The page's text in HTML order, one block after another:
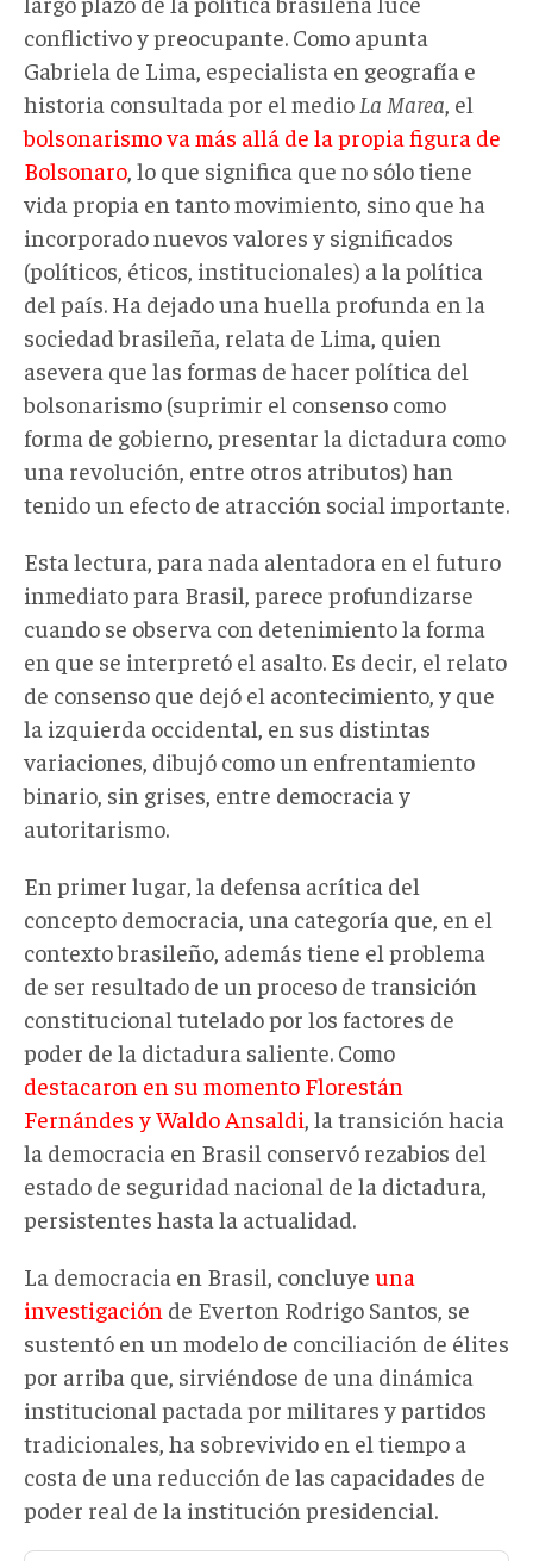
conflictivo y preocupante. Como apunta
Gabriela de Lima, especialista en geografía e
historia consultada por el medio La Marea , el
bolsonarismo va más allá de la propia figura de
Bolsonaro , lo que significa que no sólo tiene
vida propia en tanto movimiento, sino que ha
incorporado nuevos valores y significados
(políticos, éticos, institucionales) a la política
del país. Ha dejado una huella profunda en la
sociedad brasileña, relata de Lima, quien
asevera que las formas de hacer política del
bolsonarismo (suprimir el consenso como
forma de gobierno, presentar la dictadura como
una revolución, entre otros atributos) han
tenido un efecto de atracción social importante.
Esta lectura, para nada alentadora en el futuro
inmediato para Brasil, parece profundizarse
cuando se observa con detenimiento la forma
en que se interpretó el asalto. Es decir, el relato
de consenso que dejó el acontecimiento, y que
la izquierda occidental, en sus distintas
variaciones, dibujó como un enfrentamiento
binario, sin grises, entre democracia y
autoritarismo.
En primer lugar, la defensa acrítica del
concepto democracia, una categoría que, en el
contexto brasileño, además tiene el problema
de ser resultado de un proceso de transición
constitucional tutelado por los factores de
poder de la dictadura saliente. Como
destacaron en su momento Florestán
Fernándes y Waldo Ansaldi , la transición hacia
la democracia en Brasil conservó rezabios del
estado de seguridad nacional de la dictadura,
persistentes hasta la actualidad.
La democracia en Brasil, concluye una
investigación de Everton Rodrigo Santos, se
sustentó en un modelo de conciliación de élites
por arriba que, sirviéndose de una dinámica
institucional pactada por militares y partidos
tradicionales, ha sobrevivido en el tiempo a
costa de una reducción de las capacidades de
poder real de la institución presidencial.